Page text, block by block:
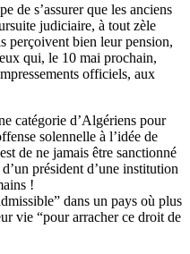
de s’assurer que les anciens
judiciaire, à tout zèle
perçoivent bien leur pension,
qui, le 10 mai prochain,
officiels, aux
catégorie d’Algériens pour
solennelle à l’idée de
de ne jamais être sanctionné
président d’une institution
!
dans un pays où plus
vie “pour arracher ce droit de